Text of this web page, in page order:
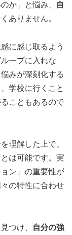
か」と悩み、
自
ありません。
に感じ取るよう
ープに入れな
みが深刻化する
学校に行くこと
こともあるので
理解した上で、
は可能です。実
ン」の重要性が
の特性に合わせ
つけ、
自分の強